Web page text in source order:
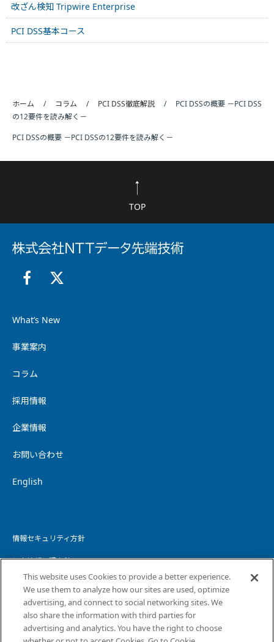
改ざん検知 Tripwire Enterprise
PCI DSS基本コース
ホーム コラム PCI DSS徹底解説
PCI DSSの概要 －PCI DSS
の12要件を読み解く－
PCI DSSの概要 －PCI DSSの12要件を読み解く－
TOP
What’s New
事業案内
コラム
採用情報
企業情報
お問い合わせ
English
情報セキュリティ方針
個人情報保護方針
ウェブサイトプライバシーポリシー
コピーライト・免責事項
This website uses Cookies to provide a better experience.
We use them to analyze how our sites are used, optimize
advertising, and connect to social networking sites. We
also share the information with third parties for
advertising and analytics. You have the right to choose